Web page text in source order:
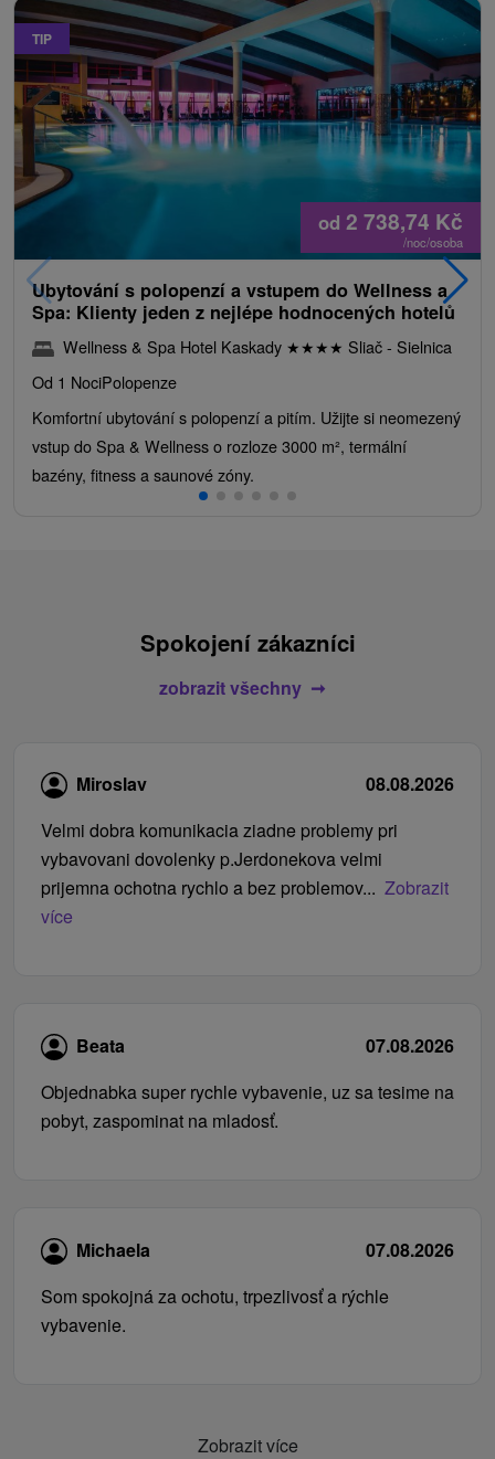
TIP
od 2 738,74 Kč
/noc/osoba
Ubytování s polopenzí a vstupem do Wellness a
Spa: Klienty jeden z nejlépe hodnocených hotelů
Wellness & Spa Hotel Kaskady ★★★★ Sliač - Sielnica
Od 1 NociPolopenze
Komfortní ubytování s polopenzí a pitím. Užijte si neomezený
vstup do Spa & Wellness o rozloze 3000 m², termální
bazény, fitness a saunové zóny.
Spokojení zákazníci
zobrazit všechny
Miroslav
08.08.2026
Velmi dobra komunikacia ziadne problemy pri
vybavovani dovolenky p.Jerdonekova velmi
prijemna ochotna rychlo a bez problemov... Zobrazit
více
Beata
07.08.2026
Objednabka super rychle vybavenie, uz sa tesime na
pobyt, zaspominat na mladosť.
Michaela
07.08.2026
Som spokojná za ochotu, trpezlivosť a rýchle
vybavenie.
Zobrazit více